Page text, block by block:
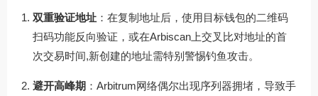
双重验证地址 ：在复制地址后，使用目标钱包的二维码
扫码功能反向验证，或在Arbiscan上交叉比对地址的首
次交易时间,新创建的地址需特别警惕钓鱼攻击。
避开高峰期 ：Arbitrum网络偶尔出现序列器拥堵，导致手